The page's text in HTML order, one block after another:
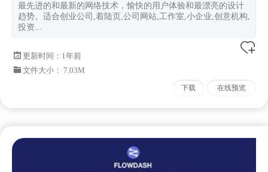
最先进的和最新的网络技术，愉快的用户体验和最漂亮的设计
趋势。适合创业公司,着陆页,公司网站,工作室,小企业,创意机构,
投资...
更新时间： 1年前
文件大小： 7.03M
下载 在线预览